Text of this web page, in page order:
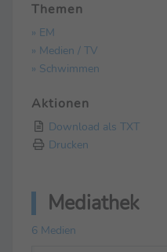
Themen
» EM
» Medien / TV
» Schwimmen
Aktionen
Download als TXT
Drucken
Mediathek
6 Medien